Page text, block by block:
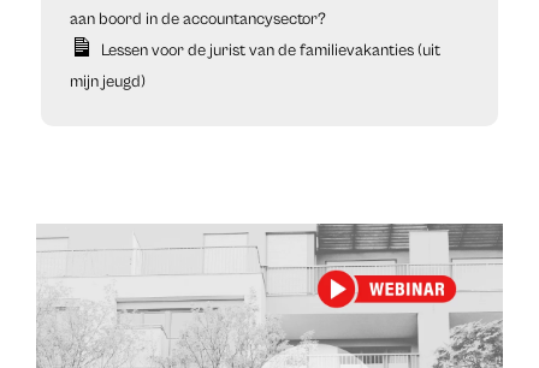
aan boord in de accountancysector?
Lessen voor de jurist van de familievakanties (uit
mijn jeugd)